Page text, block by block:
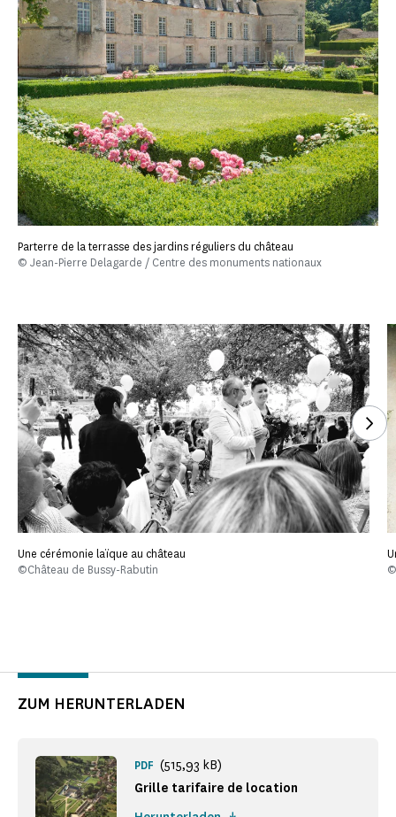
Parterre de la terrasse des jardins réguliers du château
© Jean-Pierre Delagarde / Centre des monuments nationaux
Une cérémonie laïque au château
©Château de Bussy-Rabutin
ZUM HERUNTERLADEN
Grille tarifaire de location
PDF (515,93 kB)